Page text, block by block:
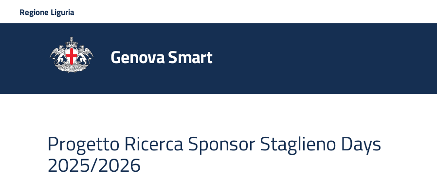
Regione Liguria
Genova Smart
Progetto Ricerca Sponsor Staglieno Days
2025/2026